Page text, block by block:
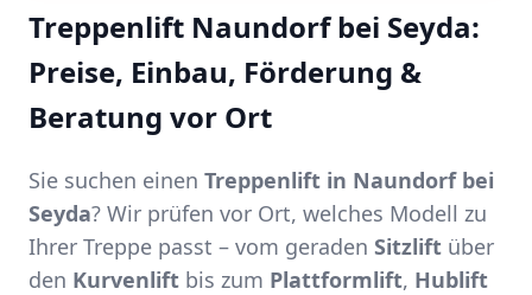
Treppenlift Naundorf bei Seyda:
Preise, Einbau, Förderung &
Beratung vor Ort
Sie suchen einen Treppenlift in Naundorf bei
Seyda? Wir prüfen vor Ort, welches Modell zu
Ihrer Treppe passt – vom geraden Sitzlift über
den Kurvenlift bis zum Plattformlift, Hublift